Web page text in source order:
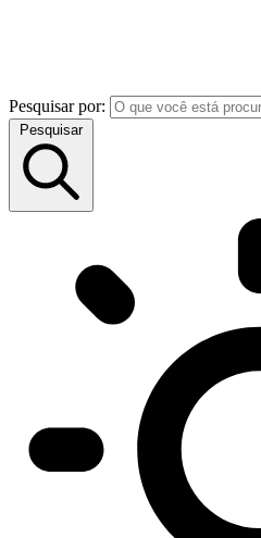
Pesquisar por:
Pesquisar